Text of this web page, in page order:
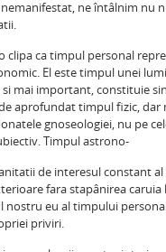
ne întâlnim nu
clipa ca timpul personal
El este timpul unei
si mai important, constituie
aprofundat timpul fizic, dar
gnoseologiei, nu pe
Timpul astrono-
de interesul constant
fara stapânirea
eu al timpului
priviri.